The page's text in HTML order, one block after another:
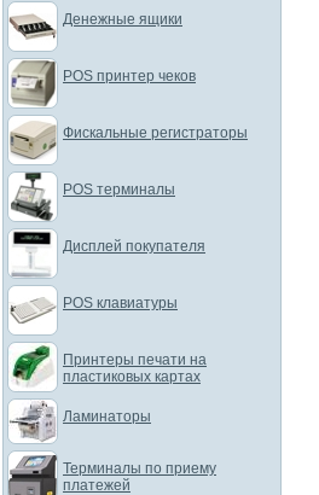
Денежные ящики
POS принтер чеков
Фискальные регистраторы
POS терминалы
Дисплей покупателя
POS клавиатуры
Принтеры печати на
пластиковых картах
Ламинаторы
Терминалы по приему
платежей